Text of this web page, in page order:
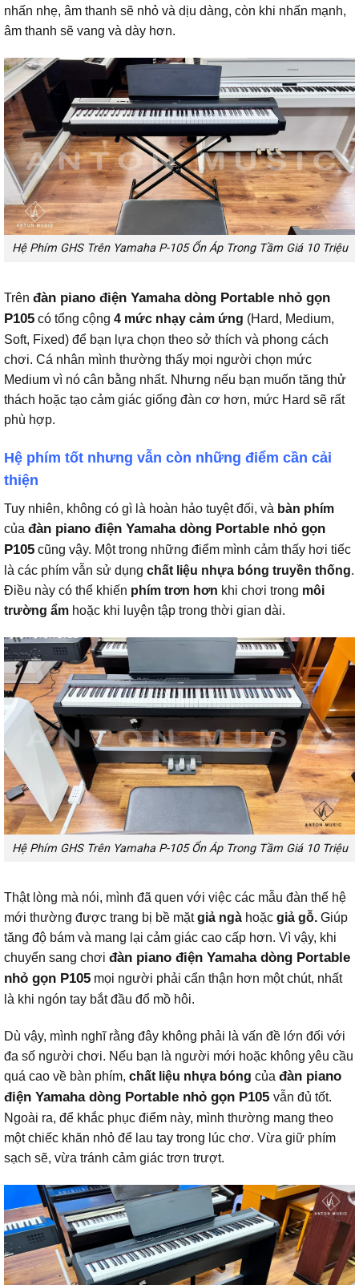
nhấn nhẹ, âm thanh sẽ nhỏ và dịu dàng, còn khi nhấn mạnh,
âm thanh sẽ vang và dày hơn.
Hệ Phím GHS Trên Yamaha P-105 Ổn Áp Trong Tầm Giá 10 Triệu
Trên đàn piano điện Yamaha dòng Portable nhỏ gọn
P105 có tổng cộng 4 mức nhạy cảm ứng (Hard, Medium,
Soft, Fixed) để bạn lựa chọn theo sở thích và phong cách
chơi. Cá nhân mình thường thấy mọi người chọn mức
Medium vì nó cân bằng nhất. Nhưng nếu bạn muốn tăng thử
thách hoặc tạo cảm giác giống đàn cơ hơn, mức Hard sẽ rất
phù hợp.
Hệ phím tốt nhưng vẫn còn những điểm cần cải
thiện
Tuy nhiên, không có gì là hoàn hảo tuyệt đối, và bàn phím
của đàn piano điện Yamaha dòng Portable nhỏ gọn
P105 cũng vậy. Một trong những điểm mình cảm thấy hơi tiếc
là các phím vẫn sử dụng chất liệu nhựa bóng truyền thống.
Điều này có thể khiến phím trơn hơn khi chơi trong môi
trường ẩm hoặc khi luyện tập trong thời gian dài.
Hệ Phím GHS Trên Yamaha P-105 Ổn Áp Trong Tầm Giá 10 Triệu
Thật lòng mà nói, mình đã quen với việc các mẫu đàn thế hệ
mới thường được trang bị bề mặtgiả ngà hoặc giả gỗ. Giúp
tăng độ bám và mang lại cảm giác cao cấp hơn. Vì vậy, khi
chuyển sang chơi đàn piano điện Yamaha dòng Portable
nhỏ gọn P105 mọi người phải cẩn thận hơn một chút, nhất
là khi ngón tay bắt đầu đổ mồ hôi.
Dù vậy, mình nghĩ rằng đây không phải là vấn đề lớn đối với
đa số người chơi. Nếu bạn là người mới hoặc không yêu cầu
quá cao về bàn phím, chất liệu nhựa bóng của đàn piano
điện Yamaha dòng Portable nhỏ gọn P105 vẫn đủ tốt.
Ngoài ra, để khắc phục điểm này, mình thường mang theo
một chiếc khăn nhỏ để lau tay trong lúc chơ. Vừa giữ phím
sạch sẽ, vừa tránh cảm giác trơn trượt.